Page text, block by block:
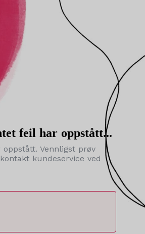
feil har oppstått...
Vennligst prøv
kundeservice ved